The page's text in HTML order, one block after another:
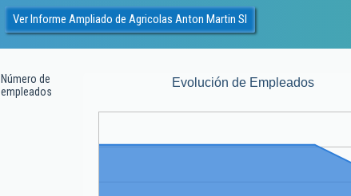
Ver Informe Ampliado de Agricolas Anton Martin Sl
Número de
empleados
Evolución de Empleados